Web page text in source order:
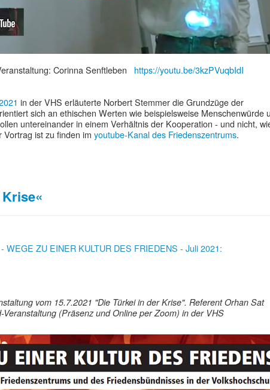
Corinna Senftleben https://youtu.be/3kzPVuqbIdI
in der VHS erläuterte Norbert Stemmer die Grundzüge der
sich an ethischen Werten wie beispielsweise Menschenwürde
untereinander in einem Verhältnis der Kooperation - und nicht,
ist zu finden im youtube-Kanal des Friedenszentrums.
WEGE ZU EINER KULTUR DES FRIEDENS - Juli 2021:
vom 15.7.2021 "Die Türkei in der Krise". Referent Orhan Sat
Veranstaltung (Präsenz und Online per Zoom) in der VHS